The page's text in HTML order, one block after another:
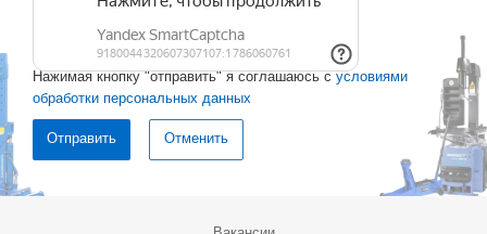
Нажимая кнопку "отправить" я соглашаюсь с условиями
обработки персональных данных
Отменить